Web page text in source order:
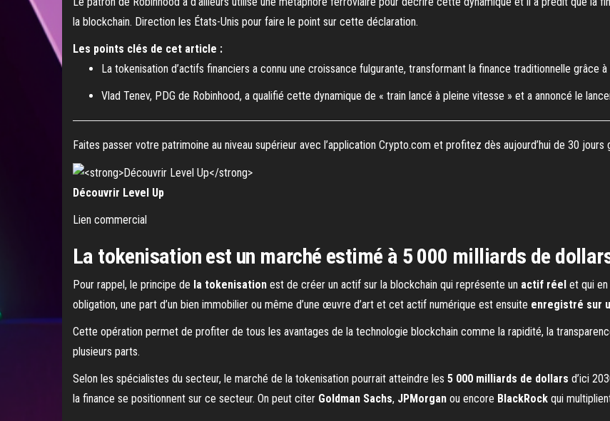
la blockchain. Direction les États-Unis pour faire le point sur cette déclaration.
Les points clés de cet article :
La tokenisation d’actifs financiers a connu une croissance fulgurante, transformant la finance traditionnelle grâce à
Vlad Tenev, PDG de Robinhood, a qualifié cette dynamique de « train lancé à pleine vitesse » et a annoncé le
Faites passer votre patrimoine au niveau supérieur avec l’application Crypto.com et profitez dès aujourd’hui de 30
Découvrir Level Up
Lien commercial
La tokenisation est un marché estimé à 5 000 milliards de
Pour rappel, le principe de la tokenisation est de créer un actif sur la blockchain qui représente un actif réel et qui
obligation, une part d’un bien immobilier ou même d’une œuvre d’art et cet actif numérique est ensuite enregistré sur
Cette opération permet de profiter de tous les avantages de la technologie blockchain comme la rapidité, la
plusieurs parts.
Selon les spécialistes du secteur, le marché de la tokenisation pourrait atteindre les 5 000 milliards de dollars d’ici
la finance se positionnent sur ce secteur. On peut citer Goldman Sachs, JPMorgan ou encore BlackRock qui